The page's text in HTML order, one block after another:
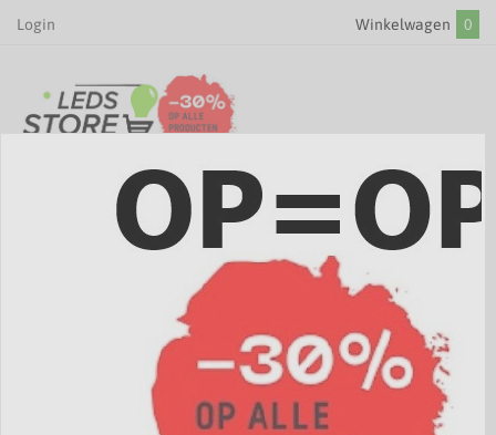
Login Winkelwagen 0
/ LED PLAFONDLAMPEN/
Plafondlampen vochtige ruimtes